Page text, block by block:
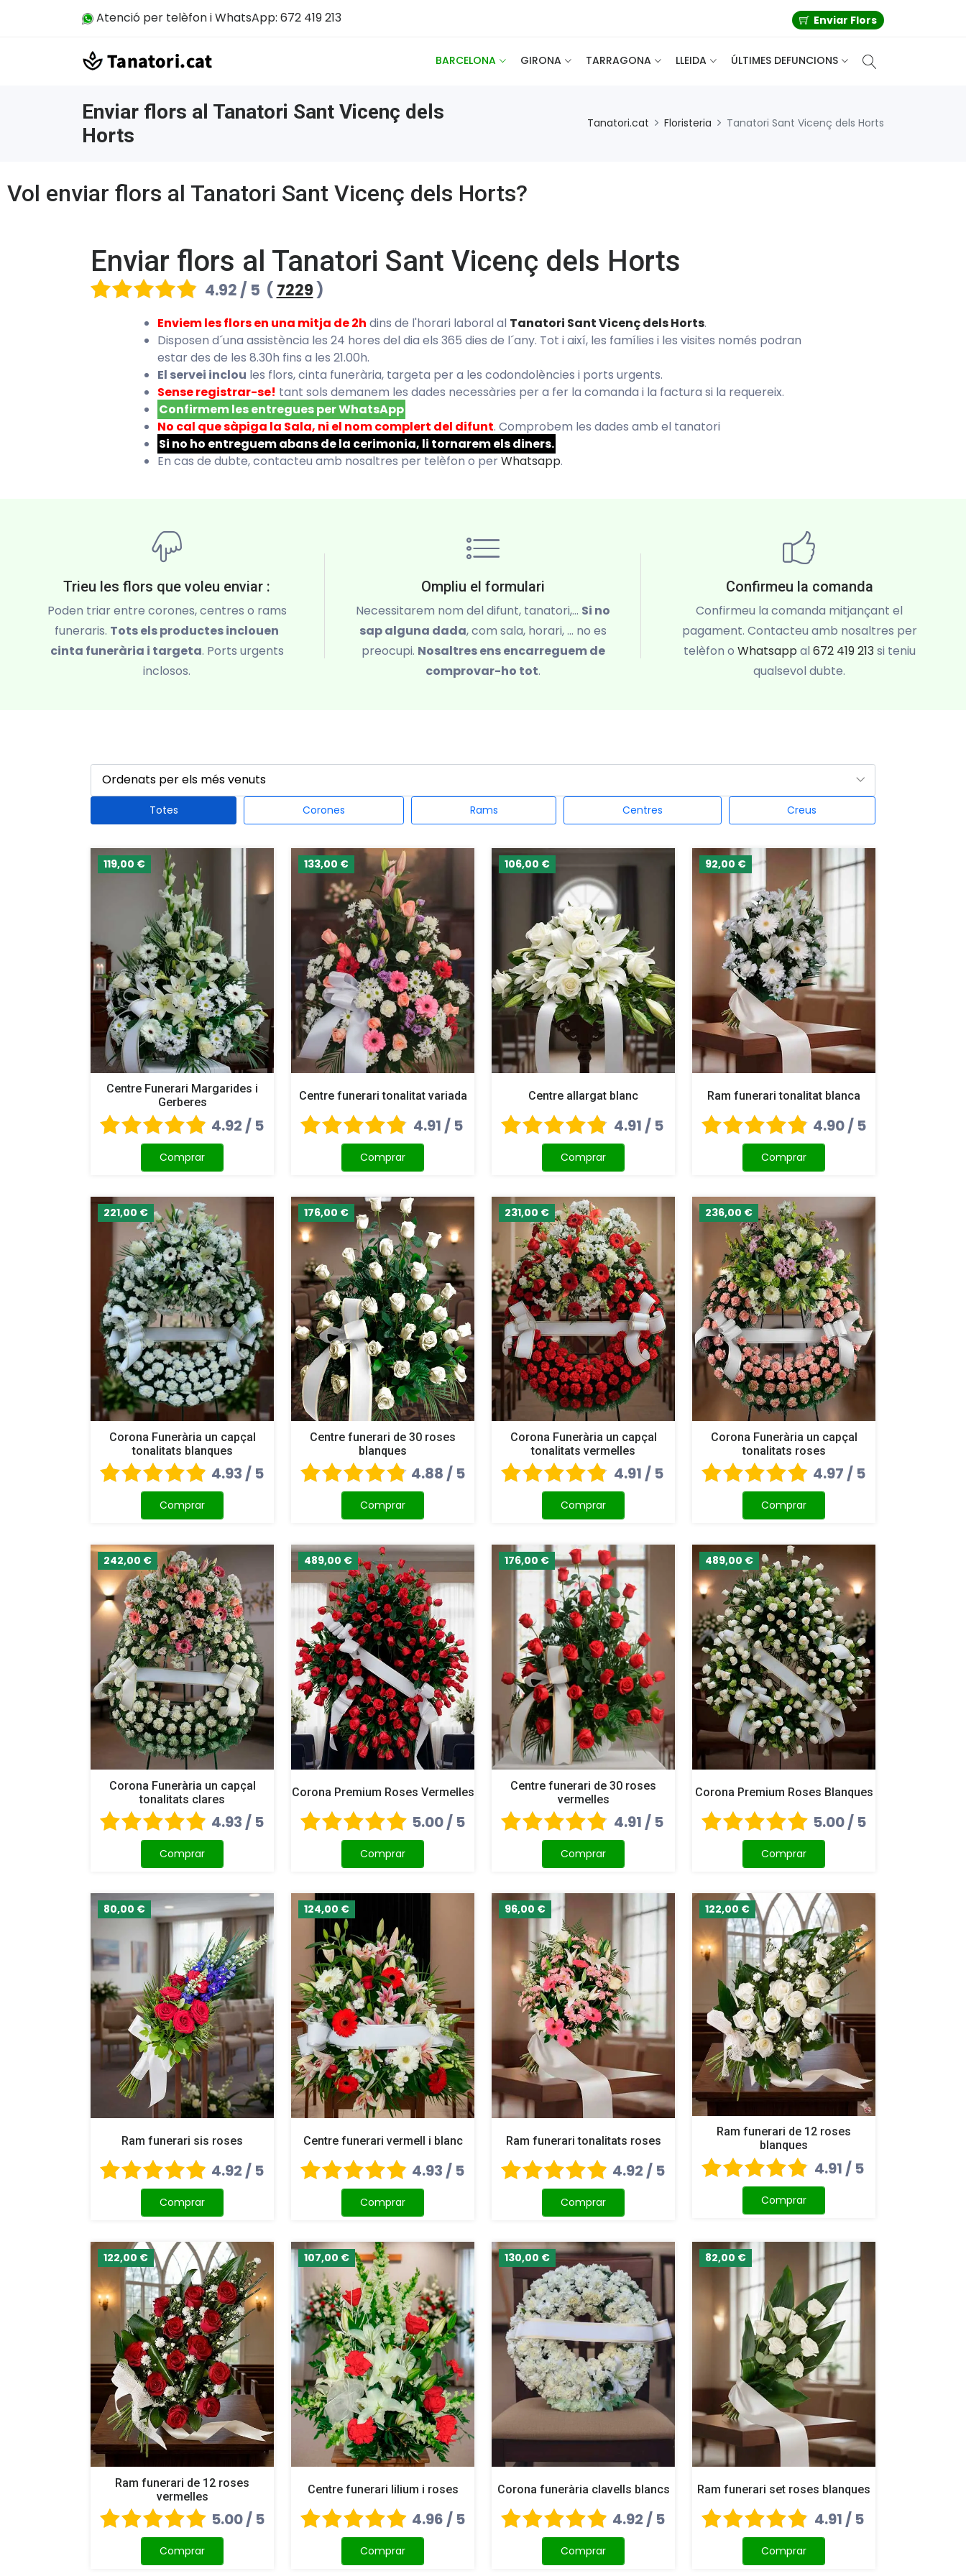
Atenció per telèfon i WhatsApp: 672 419 213 Enviar Flors
BARCELONA GIRONA TARRAGONA LLEIDA ÚLTIMES DEFUNCIONS
Enviar flors al Tanatori Sant Vicenç dels
Horts
Tanatori.cat Floristeria Tanatori Sant Vicenç dels Horts
Vol enviar flors al Tanatori Sant Vicenç dels Horts?
Enviar flors al Tanatori Sant Vicenç dels Horts
4.92 / 5 ( 7229 )
Enviem les flors en una mitja de 2h dins de l'horari laboral al Tanatori Sant Vicenç dels Horts.
Disposen d´una assistència les 24 hores del dia els 365 dies de l´any. Tot i així, les famílies i les visites només podran
estar des de les 8.30h fins a les 21.00h.
El servei inclou les flors, cinta funerària, targeta per a les codondolències i ports urgents.
Sense registrar-se! tant sols demanem les dades necessàries per a fer la comanda i la factura si la requereix.
Confirmem les entregues per WhatsApp
No cal que sàpiga la Sala, ni el nom complert del difunt. Comprobem les dades amb el tanatori
Si no ho entreguem abans de la cerimonia, li tornarem els diners.
En cas de dubte, contacteu amb nosaltres per telèfon o perWhatsapp.
Trieu les flors que voleu enviar :
Poden triar entre corones, centres o rams
funeraris. Tots els productes inclouen
cinta funerària i targeta. Ports urgents
inclosos.
Ompliu el formulari
Necessitarem nom del difunt, tanatori,... Si no
sap alguna dada, com sala, horari, ... no es
preocupi. Nosaltres ens encarreguem de
comprovar-ho tot.
Confirmeu la comanda
Confirmeu la comanda mitjançant el
pagament. Contacteu amb nosaltres per
telèfon o Whatsappal 672 419 213si teniu
qualsevol dubte.
Totes Corones Rams Centres Creus
119,00 €
Centre Funerari Margarides i
Gerberes
4.92 / 5
Comprar
133,00 €
Centre funerari tonalitat variada
4.91 / 5
Comprar
106,00 €
Centre allargat blanc
4.91 / 5
Comprar
92,00 €
Ram funerari tonalitat blanca
4.90 / 5
Comprar
221,00 €
Corona Funerària un capçal
tonalitats blanques
4.93 / 5
Comprar
176,00 €
Centre funerari de 30 roses
blanques
4.88 / 5
Comprar
231,00 €
Corona Funerària un capçal
tonalitats vermelles
4.91 / 5
Comprar
236,00 €
Corona Funerària un capçal
tonalitats roses
4.97 / 5
Comprar
242,00 €
Corona Funerària un capçal
tonalitats clares
4.93 / 5
Comprar
489,00 €
Corona Premium Roses Vermelles
5.00 / 5
Comprar
176,00 €
Centre funerari de 30 roses
vermelles
4.91 / 5
Comprar
489,00 €
Corona Premium Roses Blanques
5.00 / 5
Comprar
80,00 €
Ram funerari sis roses
4.92 / 5
Comprar
124,00 €
Centre funerari vermell i blanc
4.93 / 5
Comprar
96,00 €
Ram funerari tonalitats roses
4.92 / 5
Comprar
122,00 €
Ram funerari de 12 roses
blanques
4.91 / 5
Comprar
122,00 €
Ram funerari de 12 roses
vermelles
5.00 / 5
Comprar
107,00 €
Centre funerari lilium i roses
4.96 / 5
Comprar
130,00 €
Corona funerària clavells blancs
4.92 / 5
Comprar
82,00 €
Ram funerari set roses blanques
4.91 / 5
Comprar